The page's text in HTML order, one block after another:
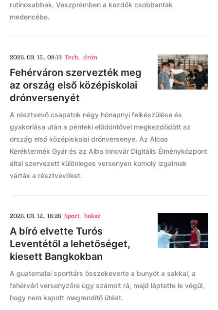
rutinosabbak, Veszprémben a kezdők csobbantak
medencébe.
2026. 03. 15., 08:13 Tech, drón
Fehérváron szervezték meg
az ország első középiskolai
drónversenyét
A résztvevő csapatok négy hónapnyi felkészülése és
gyakorlása után a pénteki elődöntővel megkezdődött az
ország első középiskolai drónversenye. Az Alcoa
Keréktermék Gyár és az Alba Innovár Digitális Élményközpont
által szervezett különleges versenyen komoly izgalmak
várták a résztvevőket.
2026. 03. 12., 18:26 Sport, boksz
A bíró elvette Turós
Leventétől a lehetőséget,
kiesett Bangkokban
A guatemalai sporttárs összekeverte a bunyót a sakkal, a
fehérvári versenyzőre úgy számolt rá, majd léptette le végül,
hogy nem kapott megrendítő ütést.